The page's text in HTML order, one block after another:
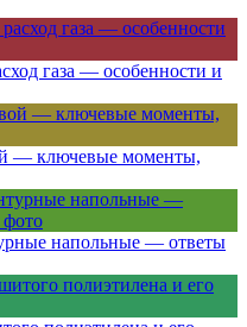
газа — особенности и
— ключевые моменты,
напольные — ответы